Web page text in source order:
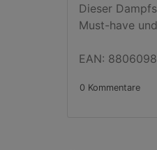
Dieser
Must-have
EAN:
0 Kommentare